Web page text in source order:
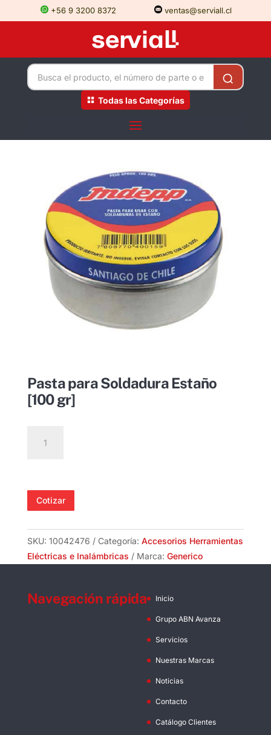
+56 9 3200 8372 ventas@serviall.cl
Todas las Categorías
Pasta para Soldadura Estaño
[100 gr]
para
[100
gr]
Cotizar
SKU: 10042476 Categoría: Accesorios Herramientas
Eléctricas e Inalámbricas
Marca: Generico
Navegación rápida Inicio
Grupo ABN Avanza
Servicios
Nuestras Marcas
Noticias
Contacto
Catálogo Clientes